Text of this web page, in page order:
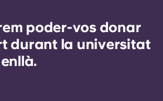
poder-vos donar
durant la universitat